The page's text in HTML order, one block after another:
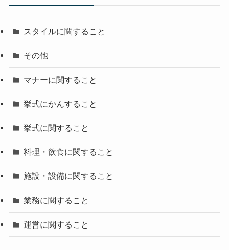
スタイルに関すること
その他
マナーに関すること
挙式にかんすること
挙式に関すること
料理・飲食に関すること
施設・設備に関すること
業務に関すること
運営に関すること